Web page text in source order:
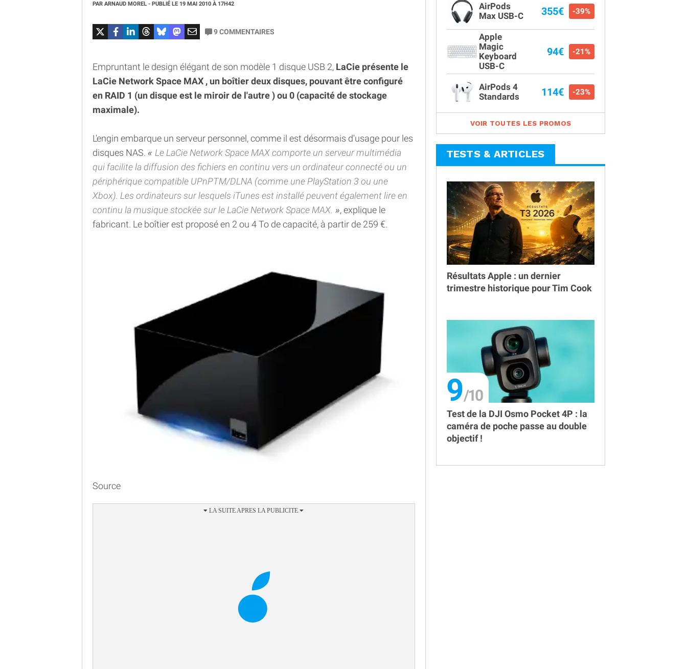
PAR ARNAUD MOREL - PUBLIÉ LE 19 MAI 2010 À 17H42
9COMMENTAIRES
Empruntant le design élégant de son modèle 1 disque USB 2, LaCie présente le
LaCie Network Space MAX , un boîtier deux disques, pouvant être configuré
en RAID 1 (un disque est le miroir de l'autre ) ou 0 (capacité de stockage
maximale).
L'engin embarque un serveur personnel, comme il est désormais d'usage pour les
disques NAS.
Le LaCie Network Space MAX comporte un serveur multimédia
qui facilite la diffusion des fichiers en continu vers un ordinateur connecté ou un
périphérique compatible UPnPTM/DLNA (comme une PlayStation 3 ou une
Xbox). Les ordinateurs sur lesquels iTunes est installé peuvent également lire en
continu la musique stockée sur le LaCie Network Space MAX.
, explique le
fabricant. Le boîtier est proposé en 2 ou 4 To de capacité, à partir de 259 €.
Source
AirPods
Max USB-C
355€ -39%
Apple
Magic
Keyboard
USB-C
94€ -21%
AirPods 4
Standards
114€ -23%
VOIR TOUTES LES PROMOS
TESTS & ARTICLES
Résultats Apple : un dernier
trimestre historique pour Tim Cook
9
Test de la DJI Osmo Pocket 4P : la
caméra de poche passe au double
objectif !